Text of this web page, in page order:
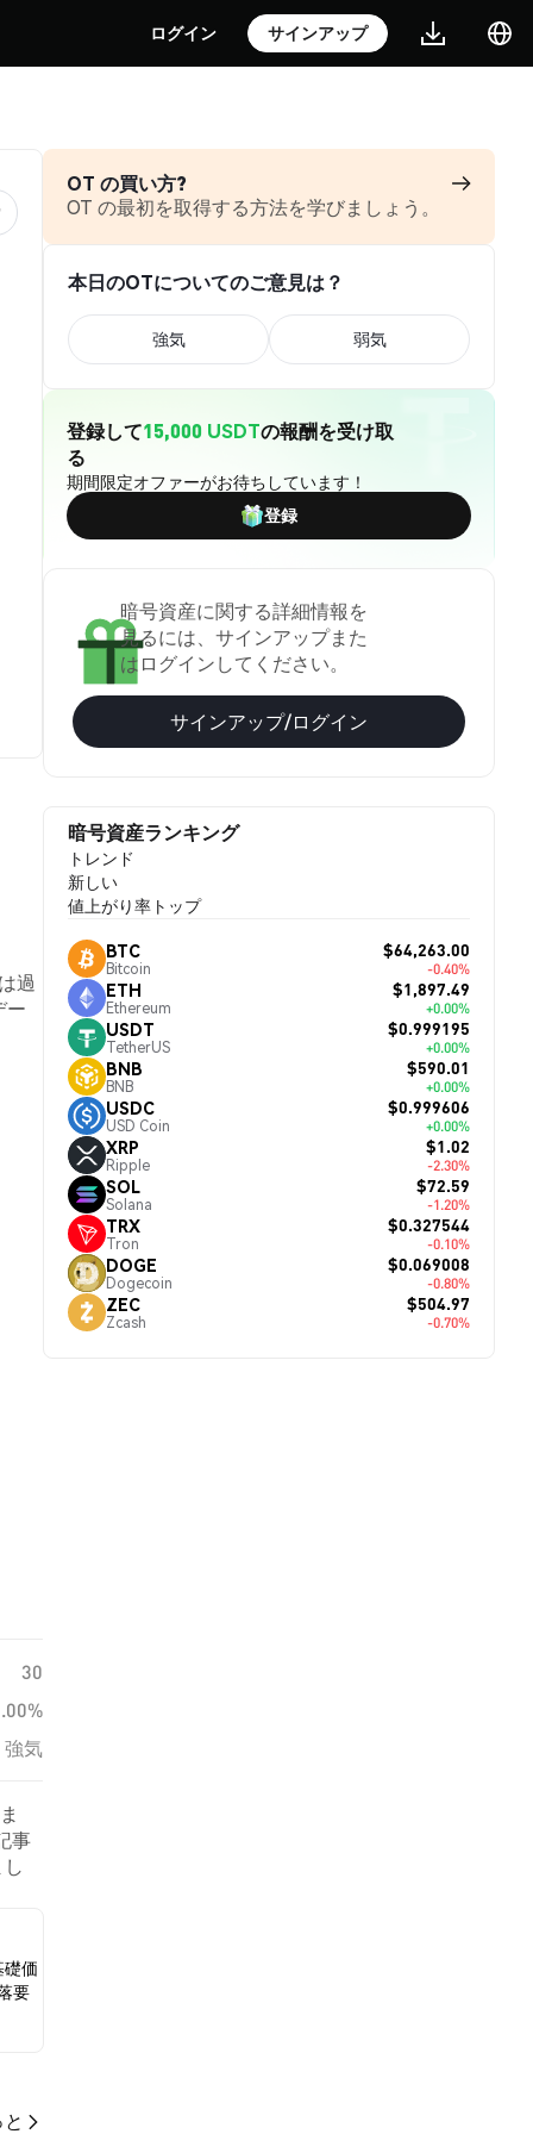
ログイン サインアップ
過
ー
30
強気
事
価
要
OT の買い方?
OT の最初を取得する方法を学びましょう。
本日のOTについてのご意見は？
強気 弱気
登録して15,000 USDTの報酬を受け取
る
期間限定オファーがお待ちしています！
登録
暗号資産に関する詳細情報を
見るには、サインアップまた
はログインしてください。
サインアップ/ログイン
暗号資産ランキング
トレンド
新しい
値上がり率トップ
BTC
Bitcoin
$64,263.00
-0.40%
ETH
Ethereum
$1,897.49
+0.00%
USDT
TetherUS
$0.999195
+0.00%
BNB
BNB
$590.01
+0.00%
USDC
USD Coin
$0.999606
+0.00%
XRP
Ripple
$1.02
-2.30%
SOL
Solana
$72.59
-1.20%
TRX
Tron
$0.327544
-0.10%
DOGE
Dogecoin
$0.069008
-0.80%
ZEC
Zcash
$504.97
-0.70%